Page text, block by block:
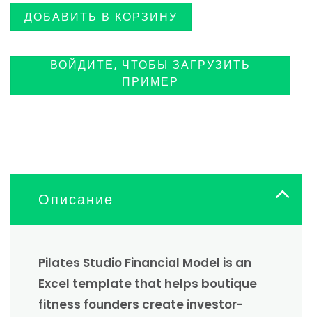
ДОБАВИТЬ В КОРЗИНУ
ВОЙДИТЕ, ЧТОБЫ ЗАГРУЗИТЬ
ПРИМЕР
Описание
Pilates Studio Financial Model is an
Excel template that helps boutique
fitness founders create investor-